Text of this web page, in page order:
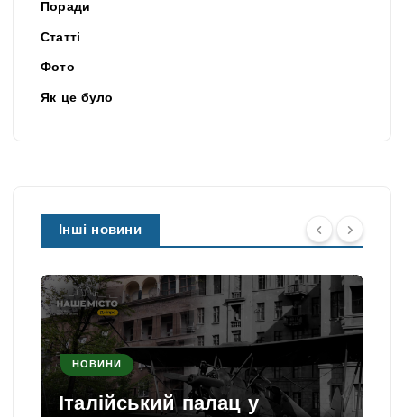
Поради
Статті
Фото
Як це було
Інші новини
НОВИНИ
Італійський палац у